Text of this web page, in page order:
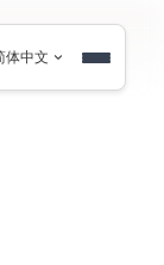
体中文